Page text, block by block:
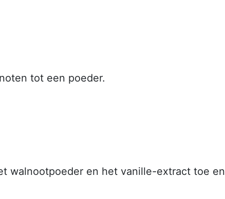
tot een poeder.
walnootpoeder en het vanille-extract toe en